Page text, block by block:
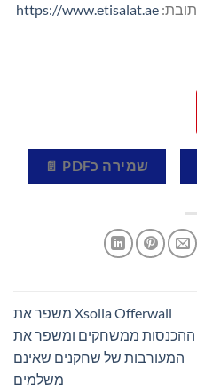
https://www.etisalat.ae
שמירה כPDF 📄
Xsolla Offerwall משפר את
ההכנסות ממשחקים ומשפר את
המעורבות של שחקנים שאינם
משלמים